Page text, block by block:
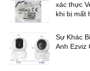
xác thực
khi bị mất
Sự Khác
Anh Ezviz